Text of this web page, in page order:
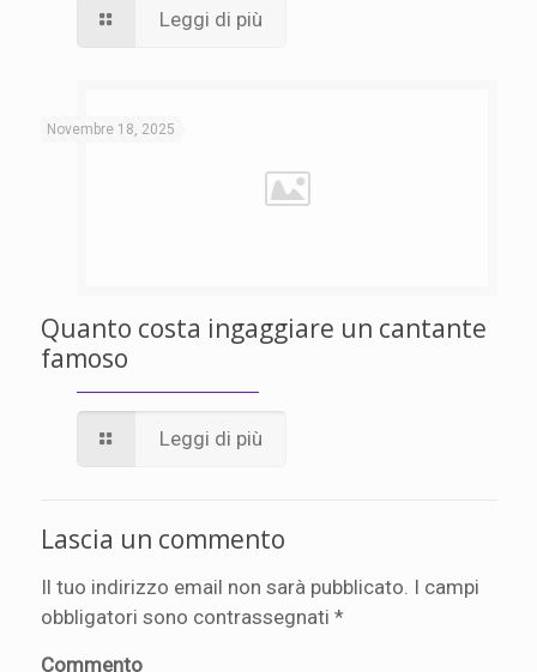
Leggi di più
Novembre 18, 2025
Quanto costa ingaggiare un cantante
famoso
Leggi di più
Lascia un commento
Il tuo indirizzo email non sarà pubblicato. I campi
obbligatori sono contrassegnati *
Commento